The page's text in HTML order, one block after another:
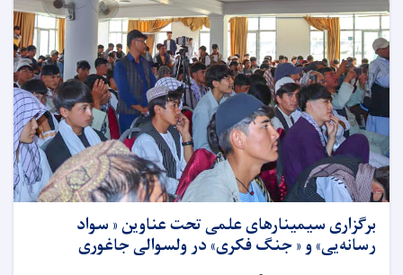
برگزاری سیمینار‌های علمی تحت عناوین « سواد
رسانه‌یی» و « جنگ فکری» در ولسوالی جاغوری